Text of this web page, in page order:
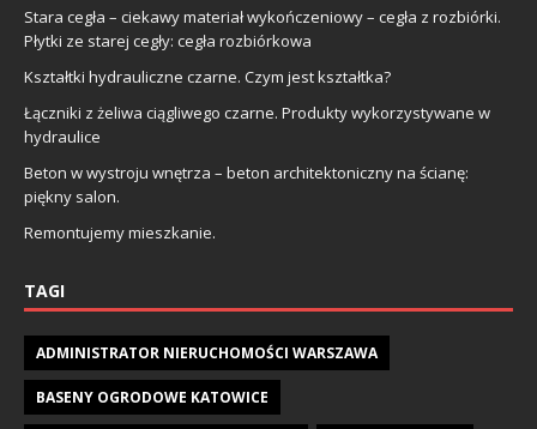
Stara cegła – ciekawy materiał wykończeniowy – cegła z rozbiórki.
Płytki ze starej cegły: cegła rozbiórkowa
Kształtki hydrauliczne czarne. Czym jest kształtka?
Łączniki z żeliwa ciągliwego czarne. Produkty wykorzystywane w
hydraulice
Beton w wystroju wnętrza – beton architektoniczny na ścianę:
piękny salon.
Remontujemy mieszkanie.
TAGI
ADMINISTRATOR NIERUCHOMOŚCI WARSZAWA
BASENY OGRODOWE KATOWICE